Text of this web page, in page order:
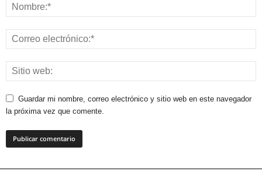
Guardar mi nombre, correo electrónico y sitio web en este navegador
la próxima vez que comente.